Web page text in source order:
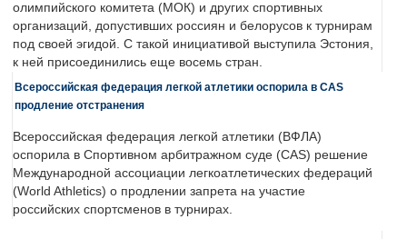
олимпийского комитета (МОК) и других спортивных
организаций, допустивших россиян и белорусов к турнирам
под своей эгидой. С такой инициативой выступила Эстония,
к ней присоединились еще восемь стран.
Всероссийская федерация легкой атлетики оспорила в CAS
продление отстранения
Всероссийская федерация легкой атлетики (ВФЛА)
оспорила в Спортивном арбитражном суде (CAS) решение
Международной ассоциации легкоатлетических федераций
(World Athletics) о продлении запрета на участие
российских спортсменов в турнирах.